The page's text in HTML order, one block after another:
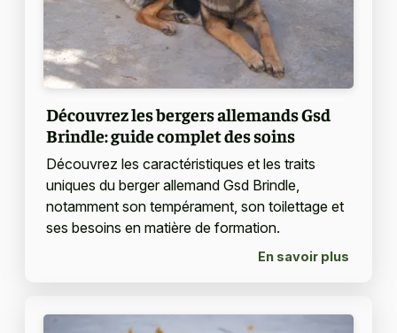
Découvrez les bergers allemands Gsd
Brindle: guide complet des soins
Découvrez les caractéristiques et les traits
uniques du berger allemand Gsd Brindle,
notamment son tempérament, son toilettage et
ses besoins en matière de formation.
En savoir plus